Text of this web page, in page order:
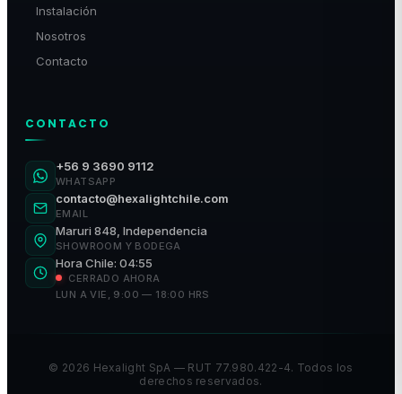
Instalación
Nosotros
Contacto
CONTACTO
+56 9 3690 9112
WHATSAPP
contacto@hexalightchile.com
EMAIL
Maruri 848, Independencia
SHOWROOM Y BODEGA
Hora Chile: 04:55
CERRADO AHORA
LUN A VIE, 9:00 — 18:00 HRS
© 2026 Hexalight SpA — RUT 77.980.422-4. Todos los
derechos reservados.